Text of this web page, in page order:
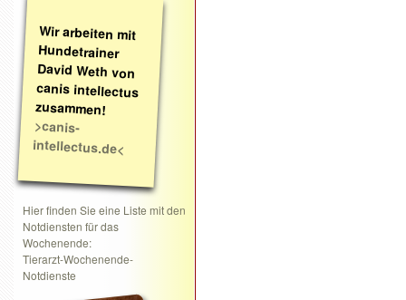
Wir arbeiten mit
Hundetrainer
David Weth von
canis intellectus
zusammen!
>canis-
intellectus.de<
Hier finden Sie eine Liste mit den
Notdiensten für das
Wochenende:
Tierarzt-Wochenende-
Notdienste